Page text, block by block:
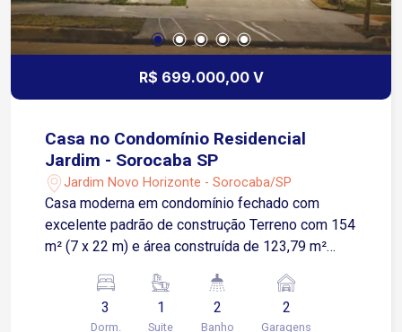
R$ 699.000,00 V
Casa no Condomínio Residencial
Jardim - Sorocaba SP
Jardim Novo Horizonte - Sorocaba/SP
Casa moderna em condomínio fechado com
excelente padrão de construção Terreno com 154
m² (7 x 22 m) e área construída de 123,79 m²
possibilidade de closet Sala ampla com boa
iluminação natural e integração aos ambientes
3
Dorm.
1
Suite
2
Banho
2
Garagens